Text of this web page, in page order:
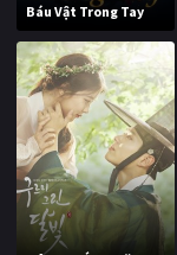
Báu Vật Trong Tay